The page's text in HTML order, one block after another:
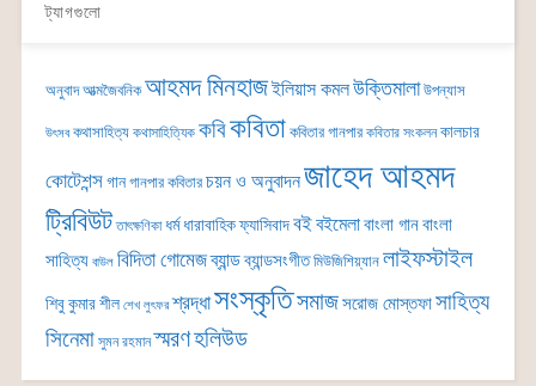
ট্যাগগুলো
অনুবাদ আত্মজৈবনিক আহমদ মিনহাজইলিয়াস কমলউক্তিমালা উপন্যাস
উৎসব কথাসাহিত্য কথাসাহিত্যিক কবিকবিতা কবিতার গানপার কবিতার সংকলন কালচার
কোটেশন্সগান গানপার কবিতার চয়ন ও অনুবাদনজাহেদ আহমদ
ট্রিবিউট তাৎক্ষণিকা ধর্ম ধারাবাহিকফ্যাসিবাদবইবইমেলাবাংলা গানবাংলা
সাহিত্য বাউল বিদিতা গোমেজব্যান্ডব্যান্ডসংগীত মিউজিশিয়্যান লাইফস্টাইল
শিবু কুমার শীল শেখ লুৎফর শ্রদ্ধাসংস্কৃতিসমাজসরোজ মোস্তফাসাহিত্য
সিনেমা সুমন রহমান স্মরণহলিউড